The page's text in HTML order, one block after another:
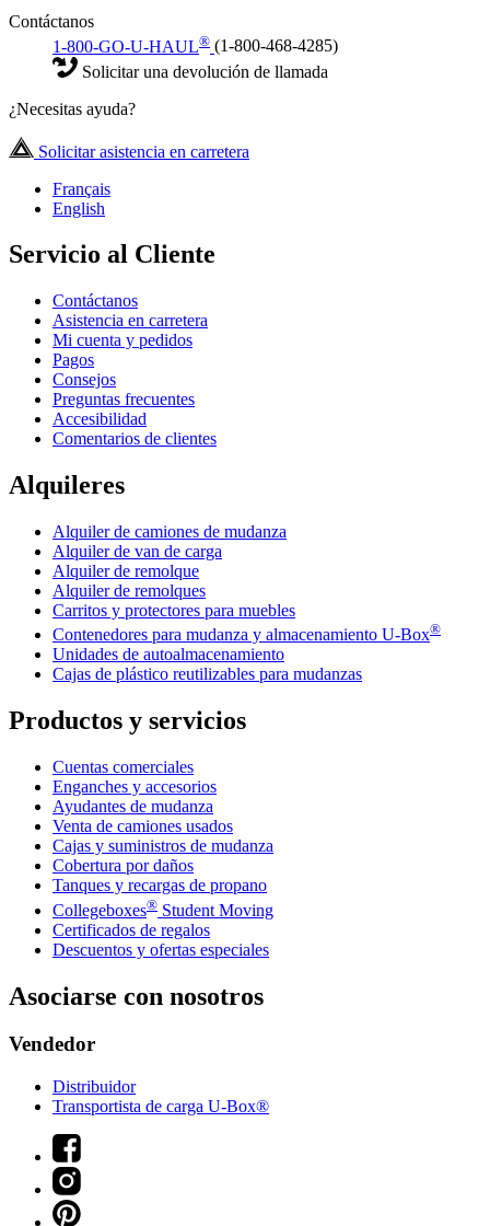
Contáctanos
1-800-GO-U-HAUL® (1-800-468-4285)
Solicitar una devolución de llamada
¿Necesitas ayuda?
Solicitar asistencia en carretera
Français
English
Servicio al Cliente
Contáctanos
Asistencia en carretera
Mi cuenta y pedidos
Pagos
Consejos
Preguntas frecuentes
Accesibilidad
Comentarios de clientes
Alquileres
Alquiler de camiones de mudanza
Alquiler de van de carga
Alquiler de remolque
Alquiler de remolques
Carritos y protectores para muebles
Contenedores para mudanza y almacenamiento U-Box®
Unidades de autoalmacenamiento
Cajas de plástico reutilizables para mudanzas
Productos y servicios
Cuentas comerciales
Enganches y accesorios
Ayudantes de mudanza
Venta de camiones usados
Cajas y suministros de mudanza
Cobertura por daños
Tanques y recargas de propano
Collegeboxes® Student Moving
Certificados de regalos
Descuentos y ofertas especiales
Asociarse con nosotros
Vendedor
Distribuidor
Transportista de carga U-Box®